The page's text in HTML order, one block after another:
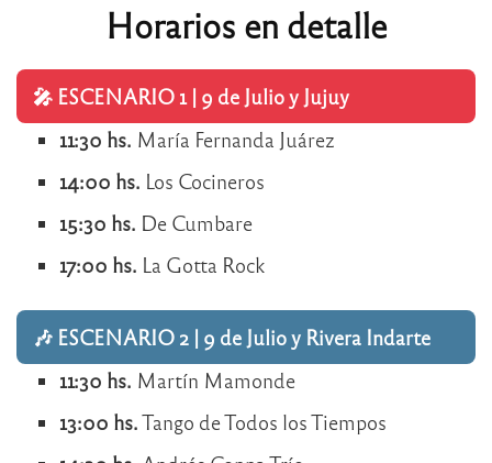
Horarios en detalle
🎤 ESCENARIO 1 | 9 de Julio y Jujuy
11:30 hs. María Fernanda Juárez
14:00 hs. Los Cocineros
15:30 hs. De Cumbare
17:00 hs. La Gotta Rock
🎶 ESCENARIO 2 | 9 de Julio y Rivera Indarte
11:30 hs. Martín Mamonde
13:00 hs.Tango de Todos los Tiempos